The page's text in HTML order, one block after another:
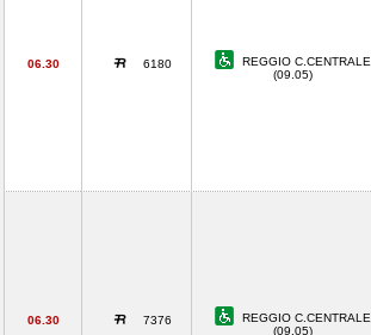
06.30 6180
REGGIO C.CENTRALE
(09.05)
06.30 7376
REGGIO C.CENTRALE
(09.05)